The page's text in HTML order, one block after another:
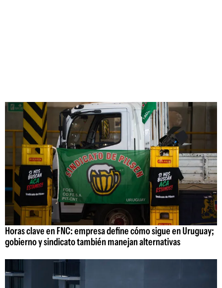
Horas clave en FNC: empresa define cómo sigue en Uruguay;
gobierno y sindicato también manejan alternativas